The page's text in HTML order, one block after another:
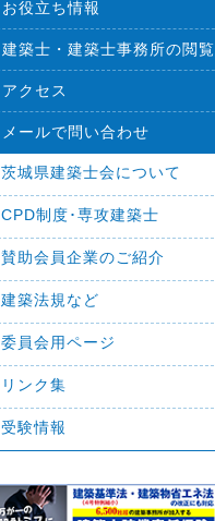
お役立ち情報
建築士・建築士事務所の閲覧
アクセス
メールで問い合わせ
茨城県建築士会について
CPD制度･専攻建築士
賛助会員企業のご紹介
建築法規など
委員会用ページ
リンク集
受験情報